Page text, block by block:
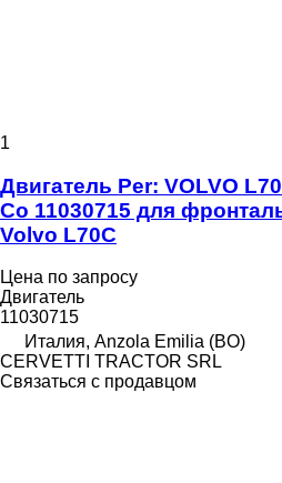
1
Двигатель Per: VOLVO
Co 11030715 для
Volvo L70C
Цена по запросу
Двигатель
11030715
Италия, Anzola Emilia (BO)
CERVETTI TRACTOR SRL
Связаться с продавцом